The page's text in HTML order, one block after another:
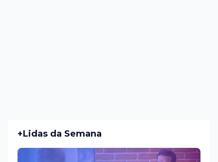
+Lidas da Semana